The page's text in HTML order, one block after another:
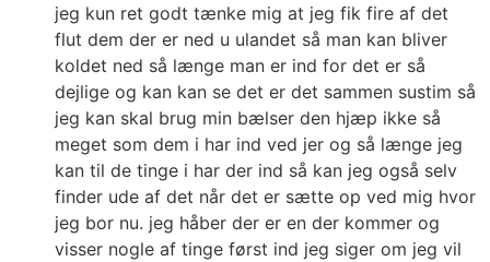
jeg kun ret godt tænke mig at jeg fik fire af det
flut dem der er ned u ulandet så man kan bliver
koldet ned så længe man er ind for det er så
dejlige og kan kan se det er det sammen sustim så
jeg kan skal brug min bælser den hjæp ikke så
meget som dem i har ind ved jer og så længe jeg
kan til de tinge i har der ind så kan jeg også selv
finder ude af det når det er sætte op ved mig hvor
jeg bor nu. jeg håber der er en der kommer og
visser nogle af tinge først ind jeg siger om jeg vil